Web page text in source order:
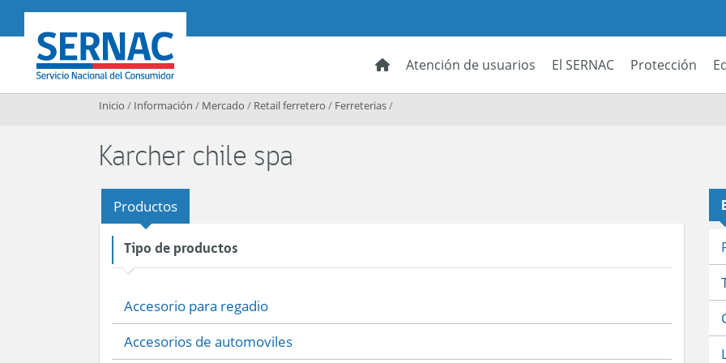
SERNAC
Atención de usuarios El SERNAC Protección
Inicio / Información / Mercado / Retail ferretero / Ferreterias/
Karcher chile spa
Productos
Tipo de productos
Accesorio para regadio
Accesorios de automoviles